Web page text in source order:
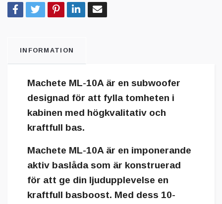
INFORMATION
Machete ML-10A är en subwoofer
designad för att fylla tomheten i
kabinen med högkvalitativ och
kraftfull bas.
Machete ML-10A är en imponerande
aktiv baslåda som är konstruerad
för att ge din ljudupplevelse en
kraftfull basboost. Med dess 10-